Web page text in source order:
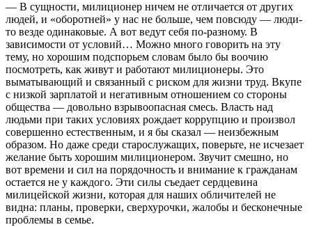
— В сущности, милиционер ничем не отличается от других
людей, и «оборотней» у нас не больше, чем повсюду — люди-
то везде одинаковые. А вот ведут себя по-разному. В
зависимости от условий… Можно много говорить на эту
тему, но хорошим подспорьем словам было бы воочию
посмотреть, как живут и работают милиционеры. Это
выматывающий и связанный с риском для жизни труд. Вкупе
с низкой зарплатой и негативным отношением со стороны
общества — довольно взрывоопасная смесь. Власть над
людьми при таких условиях рождает коррупцию и произвол
совершенно естественным, и я бы сказал — неизбежным
образом. Но даже среди старослужащих, поверьте, не исчезает
желание быть хорошим милиционером. Звучит смешно, но
вот времени и сил на порядочность и внимание к гражданам
остается не у каждого. Эти силы съедает сердцевина
милицейской жизни, которая для наших обличителей не
видна: планы, проверки, сверхурочки, жалобы и бесконечные
проблемы в семье.